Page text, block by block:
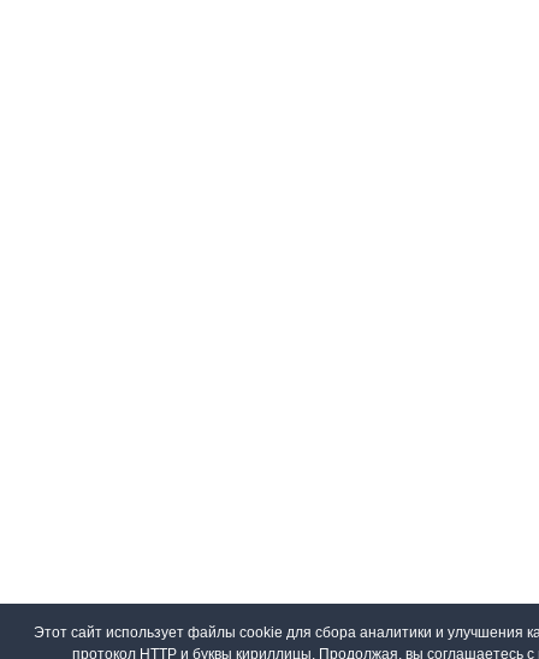
Этот сайт использует файлы cookie для сбора аналитики и улучшения
протокол HTTP и буквы кириллицы. Продолжая, вы соглашаетесь